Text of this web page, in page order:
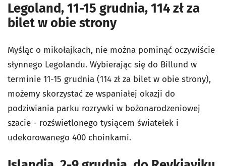
Legoland, 11-15 grudnia, 114 zł za
bilet w obie strony
Myśląc o mikołajkach, nie można pominąć oczywiście
słynnego Legolandu. Wybierając się do Billund w
terminie 11-15 grudnia (114 zł za bilet w obie strony),
możemy skorzystać ze wspaniałej okazji do
podziwiania parku rozrywki w bożonarodzeniowej
szacie - rozświetlonego tysiącem światełek i
udekorowanego 400 choinkami.